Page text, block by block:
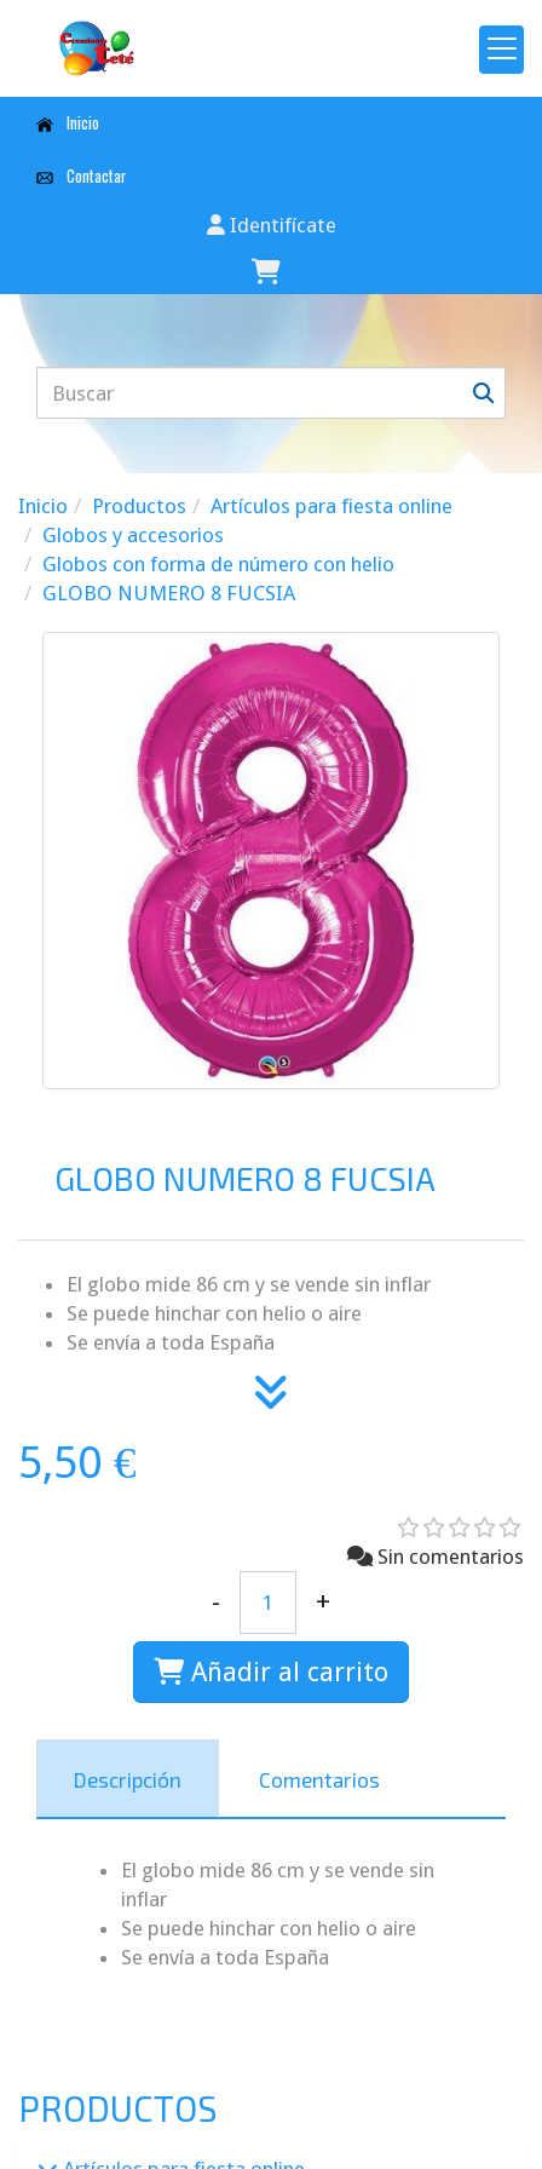
Inicio
Contactar
Identifícate
Inicio Productos
Artículos para fiesta online
Globos y accesorios
Globos con forma de número con helio
GLOBO NUMERO 8 FUCSIA
GLOBO NUMERO 8 FUCSIA
El globo mide 86 cm y se vende sin inflar
Se puede hinchar con helio o aire
Se envía a toda España
5,50 €
Sin comentarios
- +
Añadir al carrito
Descripción Comentarios
El globo mide 86 cm y se vende sin
inflar
Se puede hinchar con helio o aire
Se envía a toda España
PRODUCTOS